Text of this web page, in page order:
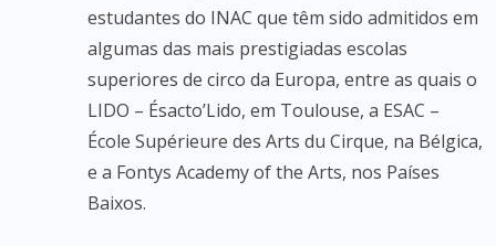
estudantes do INAC que têm sido admitidos em
algumas das mais prestigiadas escolas
superiores de circo da Europa, entre as quais o
LIDO – Ésacto’Lido, em Toulouse, a ESAC –
École Supérieure des Arts du Cirque, na Bélgica,
e a Fontys Academy of the Arts, nos Países
Baixos.